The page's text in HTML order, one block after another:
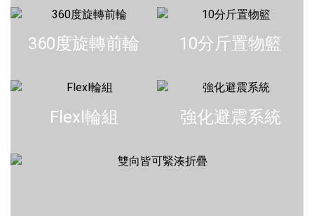
360度旋轉前輪 10分斤置物籃
Flexl輪組 強化避震系統